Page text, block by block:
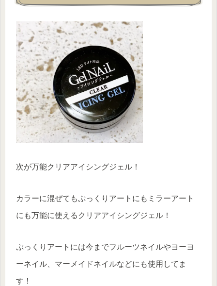
次が万能クリアアイシングジェル！
カラーに混ぜてもぷっくりアートにもミラーアート
にも万能に使えるクリアアイシングジェル！
ぷっくりアートには今までフルーツネイルやヨーヨ
ーネイル、マーメイドネイルなどにも使用してま
す！